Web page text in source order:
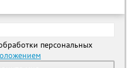
персональных